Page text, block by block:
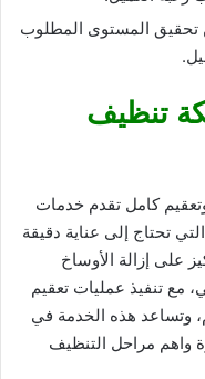
تحقيق المستوى المطلوب
تنظيف
كامل تقدم خدمات
تحتاج إلى عناية دقيقة
على إزالة الأوساخ
مع تنفيذ عمليات تعقيم
وتساعد هذه الخدمة في
واهم مراحل التنظيف